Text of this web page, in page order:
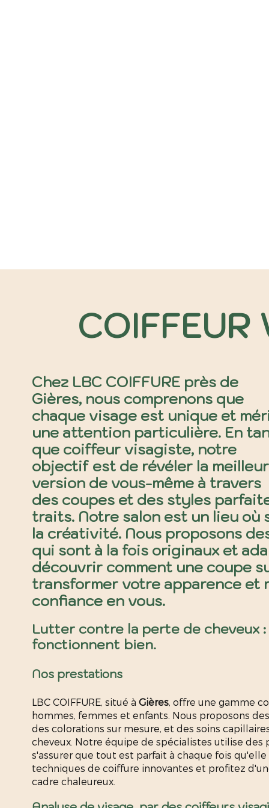
COIFFEUR
Chez LBC COIFFURE près de
Gières, nous comprenons que
chaque visage est unique et
une attention particulière. En
que coiffeur visagiste, notre
objectif est de révéler la
version de vous-même à travers
des coupes et des styles
traits. Notre salon est un lieu
la créativité. Nous proposons
qui sont à la fois originaux et
découvrir comment une coupe
transformer votre apparence et
confiance en vous.
Lutter contre la perte de cheveux
fonctionnent bien.
Nos prestations
LBC COIFFURE, situé à Gières, offre une gamme
hommes, femmes et enfants. Nous proposons
des colorations sur mesure, et des soins
cheveux. Notre équipe de spécialistes utilise
s'assurer que tout est parfait à chaque fois qu'elle
techniques de coiffure innovantes et profitez
cadre chaleureux.